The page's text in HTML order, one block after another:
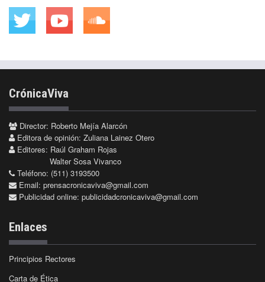
CrónicaViva
Director: Roberto Mejía Alarcón
Editora de opinión: Zuliana Lainez Otero
Editores: Raúl Graham Rojas
Walter Sosa Vivanco
Teléfono: (511) 3193500
Email: prensacronicaviva@gmail.com
Publicidad online: publicidadcronicaviva@gmail.com
Enlaces
Principios Rectores
Carta de Ética